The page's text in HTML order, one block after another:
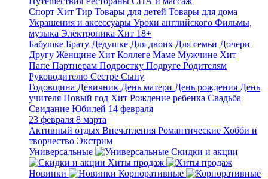
Спорт Хит Тир Товары для детей Товары для дома
Украшения и аксессуары Уроки английского Фильмы,
музыка Электроника Хит 18+
Бабушке Брату Дедушке Для двоих Для семьи Дочери
Другу Женщине Хит Коллеге Маме Мужчине Хит
Папе Партнерам Подростку Подруге Родителям
Руководителю Сестре Сыну
Годовщина Девичник День матери День рождения День
учителя Новый год Хит Рождение ребенка Свадьба
Свидание Юбилей 14 февраля
23 февраля 8 марта
Активный отдых Впечатления Романтические Хобби и
творчество Экстрим
Универсальные
Скидки и акции
Хиты продаж
Новинки
Корпоративные